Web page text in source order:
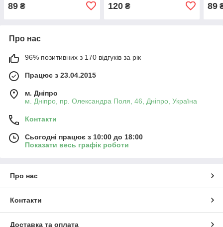
89 ₴ 120₴ 89
Про нас
96% позитивних з 170 відгуків за рік
Працює з 23.04.2015
м. Дніпро
м. Дніпро, пр. Олександра Поля, 46, Дніпро, Україна
Контакти
Сьогодні працює з 10:00 до 18:00
Показати весь графік роботи
Про нас
Контакти
Доставка та оплата